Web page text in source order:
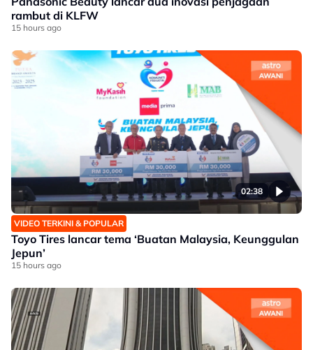
rambut di KLFW
15 hours ago
02:38
VIDEO TERKINI & POPULAR
Toyo Tires lancar tema ‘Buatan Malaysia, Keunggulan
Jepun’
15 hours ago